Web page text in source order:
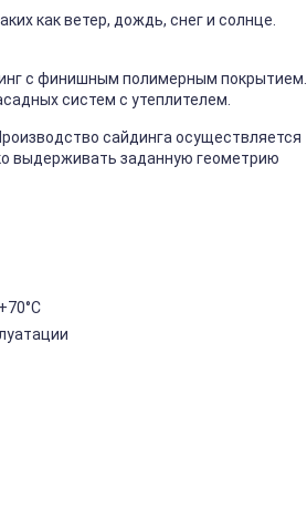
как ветер, дождь, снег и солнце.
с финишным полимерным покрытием.
систем с утеплителем.
сайдинга осуществляется
выдерживать заданную геометрию